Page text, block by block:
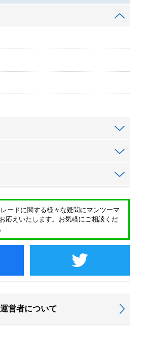
ードに関する様々な疑問にマンツーマ
応えいたします。 お気軽にご相談くだ
営者について